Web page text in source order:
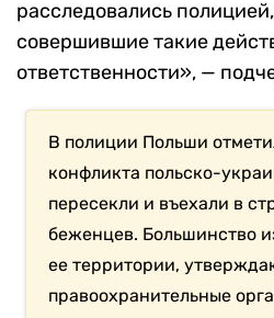
расследовались
совершившие такие
ответственности», —
В полиции Польши
конфликта польско-
пересекли и въехали в
беженцев. Большинство
ее территории,
правоохранительные